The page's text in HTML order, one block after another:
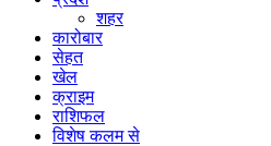
शहर
कारोबार
सेहत
खेल
क्राइम
राशिफल
विशेष कलम से